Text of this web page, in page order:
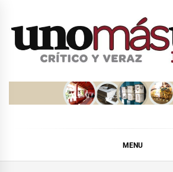
MENU